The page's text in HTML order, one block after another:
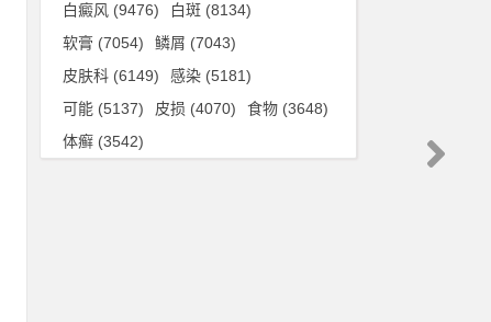
白癜风 (9476) 白斑 (8134)
软膏 (7054) 鳞屑 (7043)
皮肤科 (6149) 感染 (5181)
可能 (5137) 皮损 (4070) 食物 (3648)
体癣 (3542)